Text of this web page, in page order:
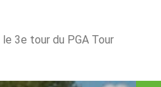
3e tour du PGA Tour